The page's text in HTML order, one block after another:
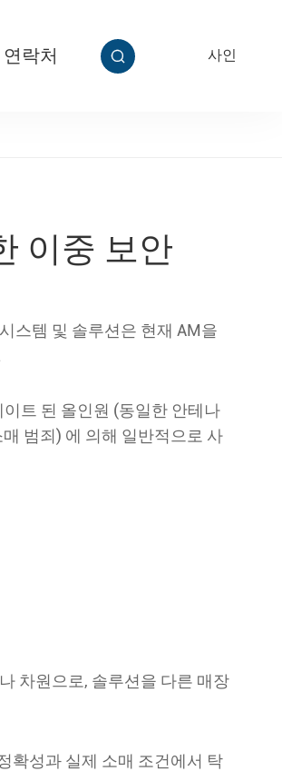
연락처  사인
이중 보안
스템 및 솔루션은 현재 AM을
트 된 올인원 (동일한 안테나
범죄) 에 의해 일반적으로 사
차원으로, 솔루션을 다른 매장
확성과 실제 소매 조건에서 탁